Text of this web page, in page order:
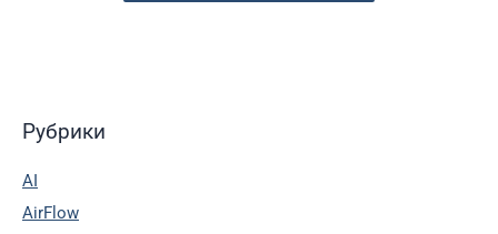
Рубрики
AI
AirFlow